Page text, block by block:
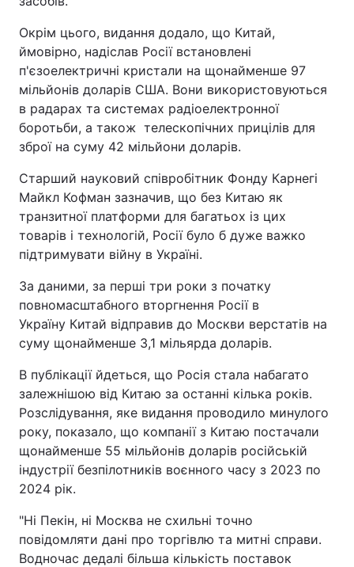
Окрім цього, видання додало, що Китай,
ймовірно, надіслав Росії встановлені
п'єзоелектричні кристали на щонайменше 97
мільйонів доларів США. Вони використовуються
в радарах та системах радіоелектронної
боротьби, а також телескопічних прицілів для
зброї на суму 42 мільйони доларів.
Старший науковий співробітник Фонду Карнегі
Майкл Кофман зазначив, що без Китаю як
транзитної платформи для багатьох із цих
товарів і технологій, Росії було б дуже важко
підтримувати війну в Україні.
За даними, за перші три роки з початку
повномасштабного вторгнення Росії в
Україну Китай відправив до Москви верстатів на
суму щонайменше 3,1 мільярда доларів.
В публікації йдеться, що Росія стала набагато
залежнішою від Китаю за останні кілька років.
Розслідування, яке видання проводило минулого
року, показало, що компанії з Китаю постачали
щонайменше 55 мільйонів доларів російській
індустрії безпілотників воєнного часу з 2023 по
2024 рік.
"Ні Пекін, ні Москва не схильні точно
повідомляти дані про торгівлю та митні справи.
Водночас дедалі більша кількість поставок